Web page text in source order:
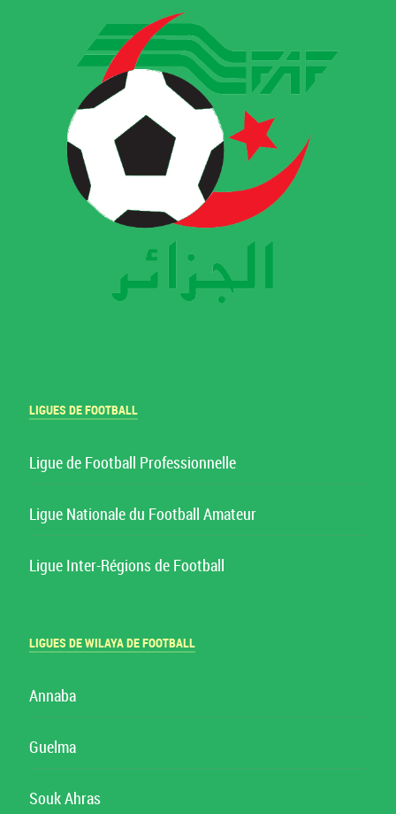
LIGUES DE FOOTBALL
Ligue de Football Professionnelle
Ligue Nationale du Football Amateur
Ligue Inter-Régions de Football
LIGUES DE WILAYA DE FOOTBALL
Annaba
Guelma
Souk Ahras